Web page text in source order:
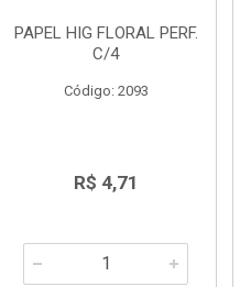
PAPEL HIG FLORAL PERF.
C/4
Código: 2093
R$ 4,71